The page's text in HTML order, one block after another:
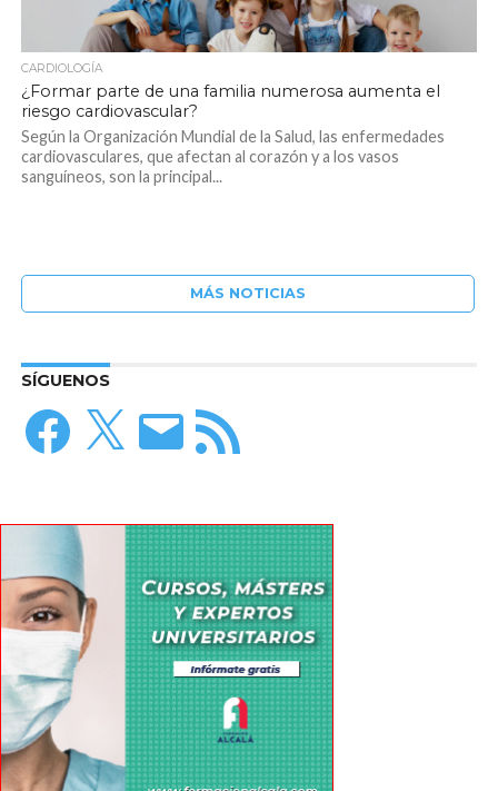
CARDIOLOGÍA
¿Formar parte de una familia numerosa aumenta el
riesgo cardiovascular?
Según la Organización Mundial de la Salud, las enfermedades
cardiovasculares, que afectan al corazón y a los vasos
sanguíneos, son la principal...
MÁS NOTICIAS
SÍGUENOS
Facebook
X
Correo
electrónico
Feed
RSS